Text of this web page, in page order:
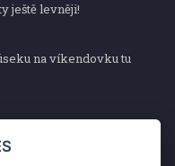
ještě levněji!
na víkendovku tu
na víkendovku tu